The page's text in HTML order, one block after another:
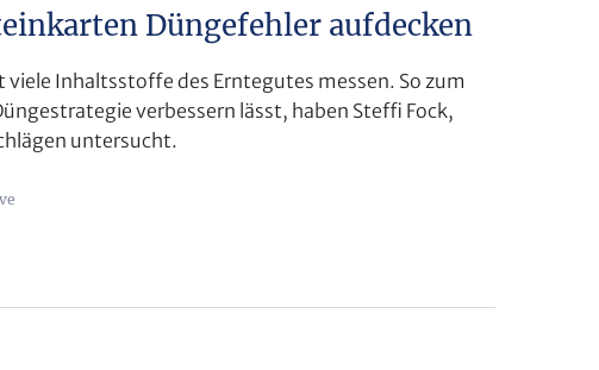
Düngefehler aufdecken
Inhaltsstoffe des Erntegutes messen. So zum
verbessern lässt, haben Steffi Fock,
untersucht.